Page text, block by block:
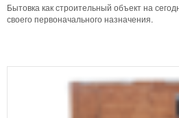
Бытовка как строительный объект на
своего первоначального назначения.